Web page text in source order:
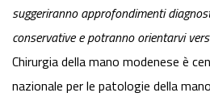
suggeriranno approfondimenti
conservative e potranno orientarvi
Chirurgia della mano modenese è
nazionale per le patologie della